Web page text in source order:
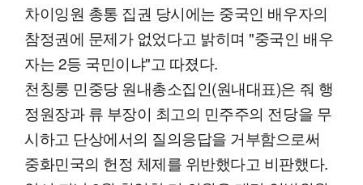
차이잉원 총통 집권 당시에는 중국인 배우자의
참정권에 문제가 없었다고 밝히며 "중국인 배우
자는 2등 국민이냐"고 따졌다.
천칭룽 민중당 원내총소집인(원내대표)은 줘 행
정원장과 류 부장이 최고의 민주주의 전당을 무
시하고 단상에서의 질의응답을 거부함으로써
중화민국의 헌정 체제를 위반했다고 비판했다.